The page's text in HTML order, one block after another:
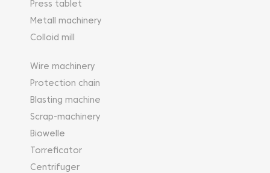
работать как по S, так и по Z-схеме. Это
машина, которая работает с большой массой
его медленнее. Он используется для
основное преимущество заключается в его
системе скручивания, которая вносит
меньший уклон в элементы, подлежащие
специфическим гладким углам. Подходит для
производства стальных канатов с высокой
Press tablet
Metall machinery
Colloid mill
Wire machinery
Protection chain
Blasting machine
Scrap-machinery
Biowelle
Torreficator
Centrifuger